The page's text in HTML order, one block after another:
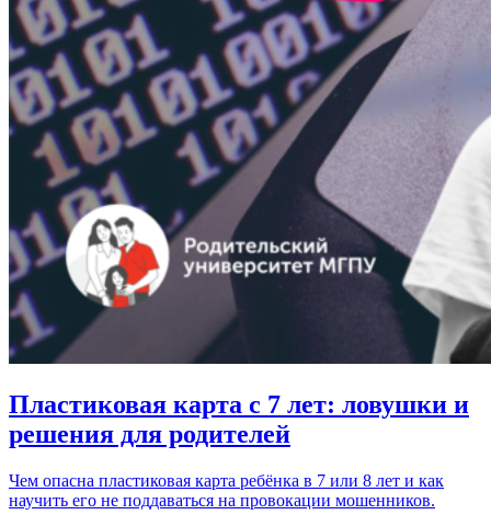
Пластиковая карта с 7 лет: ловушки и
решения для родителей
Чем опасна пластиковая карта ребёнка в 7 или 8 лет и как
научить его не поддаваться на провокации мошенников.